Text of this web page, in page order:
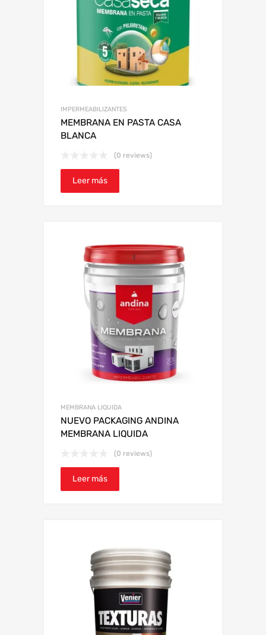
IMPERMEABILIZANTES
MEMBRANA EN PASTA CASA
BLANCA
(0 reviews)
Leer más
MEMBRANA LIQUIDA
NUEVO PACKAGING ANDINA
MEMBRANA LIQUIDA
(0 reviews)
Leer más